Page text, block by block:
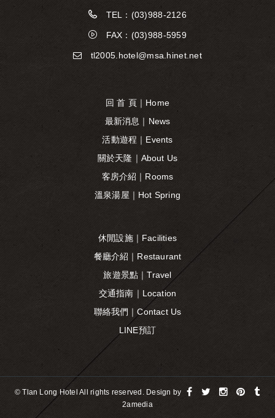
TEL：(03)988-2126
FAX：(03)988-5959
tl2005.hotel@msa.hinet.net
回 首 頁｜Home
最新消息｜News
活動遊程｜Events
關於天隆｜About Us
客房介紹｜Rooms
溫泉湯屋｜Hot Spring
休閒設施｜Facilities
餐廳介紹｜Restaurant
旅遊景點｜Travel
交通指南｜Location
聯絡我們｜Contact Us
LINE預訂
© Tlan Long Hotel All rights reserved. Design by
2amedia